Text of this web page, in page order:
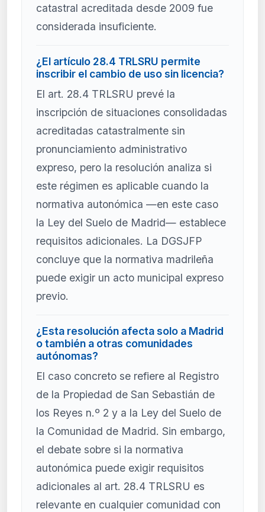
catastral acreditada desde 2009 fue
considerada insuficiente.
¿El artículo 28.4 TRLSRU permite
inscribir el cambio de uso sin licencia?
El art. 28.4 TRLSRU prevé la
inscripción de situaciones consolidadas
acreditadas catastralmente sin
pronunciamiento administrativo
expreso, pero la resolución analiza si
este régimen es aplicable cuando la
normativa autonómica —en este caso
la Ley del Suelo de Madrid— establece
requisitos adicionales. La DGSJFP
concluye que la normativa madrileña
puede exigir un acto municipal expreso
previo.
¿Esta resolución afecta solo a Madrid
o también a otras comunidades
autónomas?
El caso concreto se refiere al Registro
de la Propiedad de San Sebastián de
los Reyes n.º 2 y a la Ley del Suelo de
la Comunidad de Madrid. Sin embargo,
el debate sobre si la normativa
autonómica puede exigir requisitos
adicionales al art. 28.4 TRLSRU es
relevante en cualquier comunidad con